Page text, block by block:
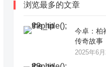
浏览最多的文章
今卓：柏
传奇故事
2025年6月